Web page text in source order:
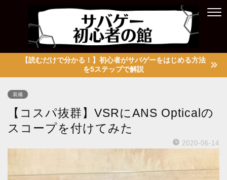
【読むだけで分かる！】初心者がサバゲーをはじめる方法
を5ステップで解説
装備
【コスパ抜群】VSRにANS Opticalの
スコープを付けてみた
2020-06-14